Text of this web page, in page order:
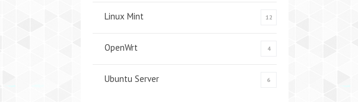
Linux Mint 12
OpenWrt 4
Ubuntu Server 6